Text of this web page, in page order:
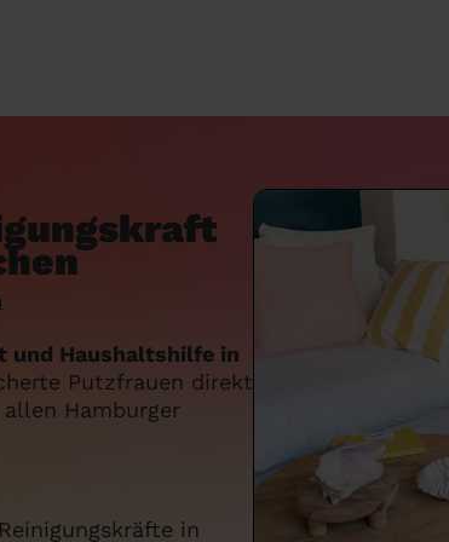
und Haushaltshilfe in
Putzfrauen direkt
Hamburger
in